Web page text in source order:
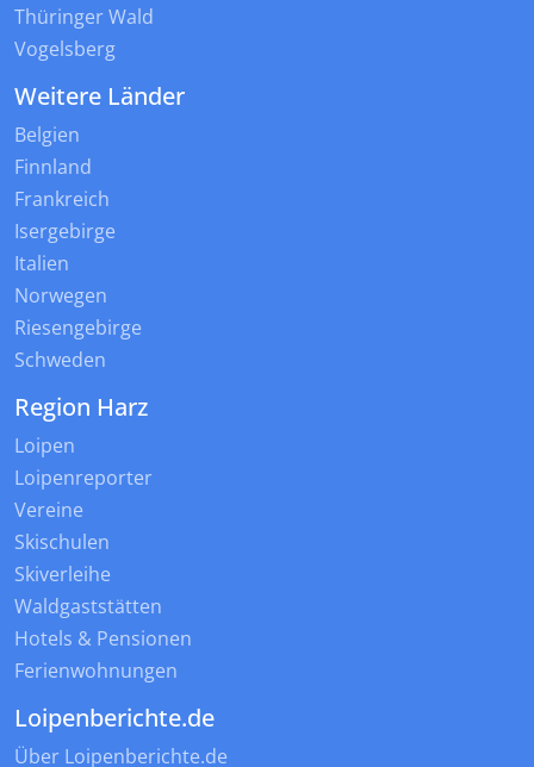
Thüringer Wald
Vogelsberg
Weitere Länder
Belgien
Finnland
Frankreich
Isergebirge
Italien
Norwegen
Riesengebirge
Schweden
Region Harz
Loipen
Loipenreporter
Vereine
Skischulen
Skiverleihe
Waldgaststätten
Hotels & Pensionen
Ferienwohnungen
Loipenberichte.de
Über Loipenberichte.de